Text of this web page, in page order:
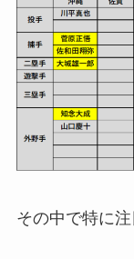
その中で特に